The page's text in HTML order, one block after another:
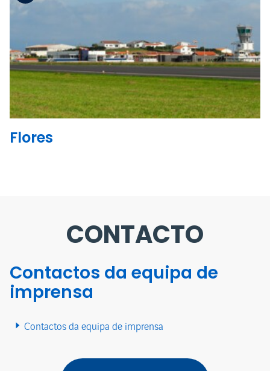
Ler mais
Flores
CONTACTO
Contactos da equipa de
imprensa
Contactos da equipa de imprensa